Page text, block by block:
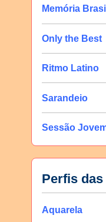
Memória Brasil
Only the Best
Ritmo Latino
Sarandeio
Sessão
Perfis
Aquarela